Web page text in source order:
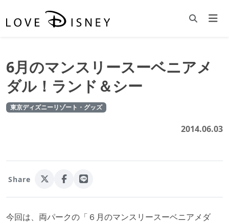
6月のマンスリースーベニアメ
ダル！ランド＆シー
東京ディズニーリゾート・グッズ
2014.06.03
Share
今回は、両パークの「６月のマンスリースーベニアメダ